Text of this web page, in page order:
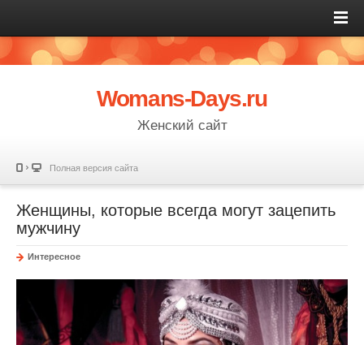
Womans-Days.ru
Женский сайт
Полная версия сайта
Женщины, которые всегда могут зацепить
мужчину
Интересное